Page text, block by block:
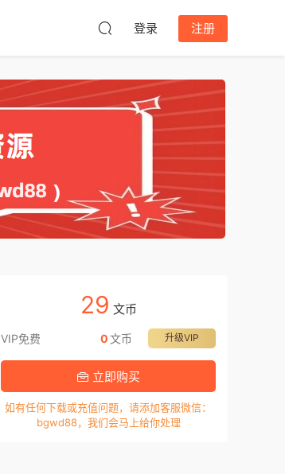
登录 注册
29 文币
VIP免费 升级VIP
0文币
立即购买
如有任何下载或充值问题，请添加客服微信：
bgwd88，我们会马上给你处理